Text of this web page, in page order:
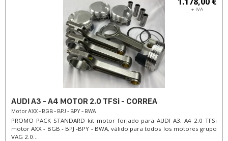
+ IVA
AUDI A3 - A4 MOTOR 2.0 TFSi - CORREA
Motor AXX - BGB - BPJ - BPY - BWA
PROMO PACK STANDARD kit motor forjado para AUDI A3, A4 2.0 TFSi
motor AXX - BGB - BPJ -BPY - BWA, válido para todos los motores grupo
VAG 2.0...